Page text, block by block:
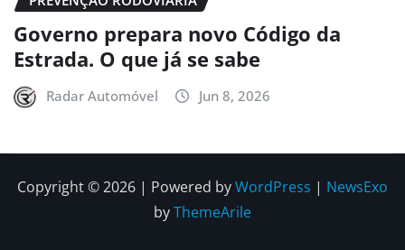
Governo prepara novo Código da
Estrada. O que já se sabe
Radar Automóvel Jun 8, 2026
Copyright © 2026 | Powered byWordPress | NewsExo
byThemeArile